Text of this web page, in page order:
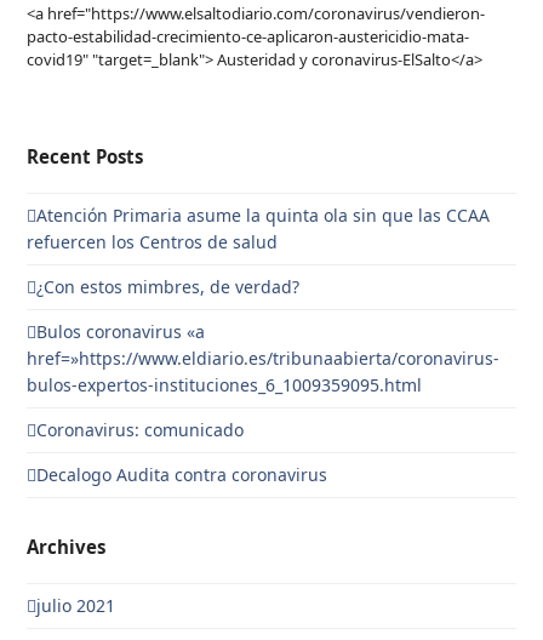
<a href="https://www.elsaltodiario.com/coronavirus/vendieron-
pacto-estabilidad-crecimiento-ce-aplicaron-austericidio-mata-
covid19" "target=_blank"> Austeridad y coronavirus-ElSalto</a>
Recent Posts
Atención Primaria asume la quinta ola sin que las CCAA
refuercen los Centros de salud
¿Con estos mimbres, de verdad?
Bulos coronavirus «a
href=»https://www.eldiario.es/tribunaabierta/coronavirus-
bulos-expertos-instituciones_6_1009359095.html
Coronavirus: comunicado
Decalogo Audita contra coronavirus
Archives
julio 2021